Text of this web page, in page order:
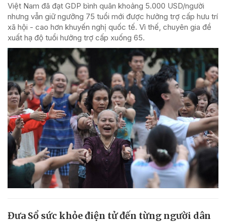
Việt Nam đã đạt GDP bình quân khoảng 5.000 USD/người
nhưng vẫn giữ ngưỡng 75 tuổi mới được hưởng trợ cấp hưu trí
xã hội - cao hơn khuyến nghị quốc tế. Vì thế, chuyên gia đề
xuất hạ độ tuổi hưởng trợ cấp xuống 65.
Đưa Sổ sức khỏe điện tử đến từng người dân